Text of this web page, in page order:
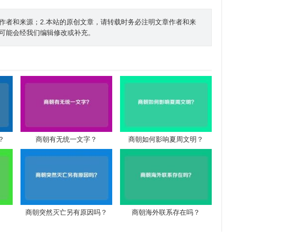
者和来源；2.本站的原创文章，请转载时务必注明文章作者和来
能会经我们编辑修改或补充。
商朝有无统一文字？ 商朝如何影响夏周文明？
商朝突然灭亡另有原因吗？ 商朝海外联系存在吗？